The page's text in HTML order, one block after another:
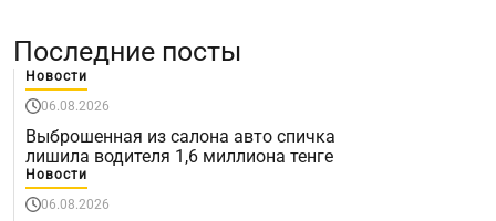
Последние посты
Новости
06.08.2026
Выброшенная из салона авто спичка
лишила водителя 1,6 миллиона тенге
Новости
06.08.2026